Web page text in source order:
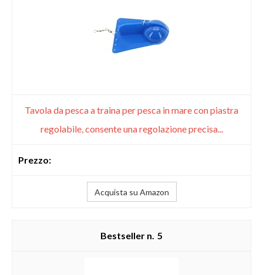
Tavola da pesca a traina per pesca in mare con piastra
regolabile, consente una regolazione precisa...
Acquista su Amazon
5